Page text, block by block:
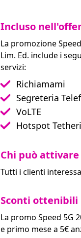
Incluso
La promozione
Lim. Ed. include i
servizi:
Richiamami
Segreteria
VoLTE
Hotspot
Chi può
Tutti i clienti
Sconti ottenibili
La promo Speed 5G
e primo mese a 5€